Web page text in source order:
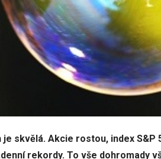
skvělá. Akcie rostou, index S&P
rekordy. To vše dohromady